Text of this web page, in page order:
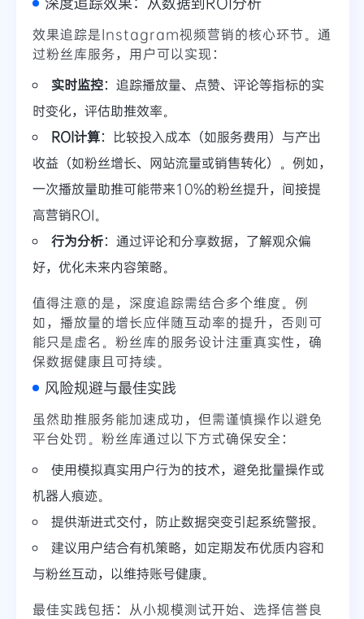
效果追踪是Instagram视频营销的核心环节。通
过粉丝库服务，用户可以实现：
实时监控：追踪播放量、点赞、评论等指标的实
时变化，评估助推效率。
ROI计算：比较投入成本（如服务费用）与产出
收益（如粉丝增长、网站流量或销售转化）。例如，
一次播放量助推可能带来10%的粉丝提升，间接提
高营销ROI。
行为分析：通过评论和分享数据，了解观众偏
好，优化未来内容策略。
值得注意的是，深度追踪需结合多个维度。例
如，播放量的增长应伴随互动率的提升，否则可
能只是虚名。粉丝库的服务设计注重真实性，确
保数据健康且可持续。
风险规避与最佳实践
虽然助推服务能加速成功，但需谨慎操作以避免
平台处罚。粉丝库通过以下方式确保安全：
使用模拟真实用户行为的技术，避免批量操作或
机器人痕迹。
提供渐进式交付，防止数据突变引起系统警报。
建议用户结合有机策略，如定期发布优质内容和
与粉丝互动，以维持账号健康。
最佳实践包括：从小规模测试开始、选择信誉良